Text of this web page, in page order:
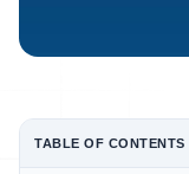
TABLE OF CONTENTS